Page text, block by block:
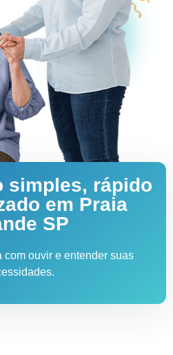
simples, rápido
em Praia
SP
com ouvir e entender suas